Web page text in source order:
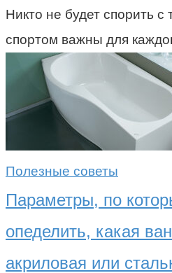
Никто не будет спорить с
спортом важны для
Полезные советы
Параметры, по
опеделить, какая
акриловая или